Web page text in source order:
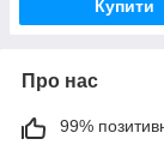
Купити
Про нас
99%